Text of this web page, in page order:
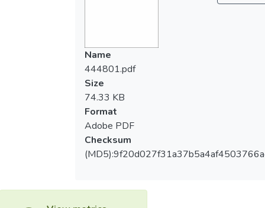
Name
444801.pdf
Size
74.33 KB
Format
Adobe PDF
Checksum